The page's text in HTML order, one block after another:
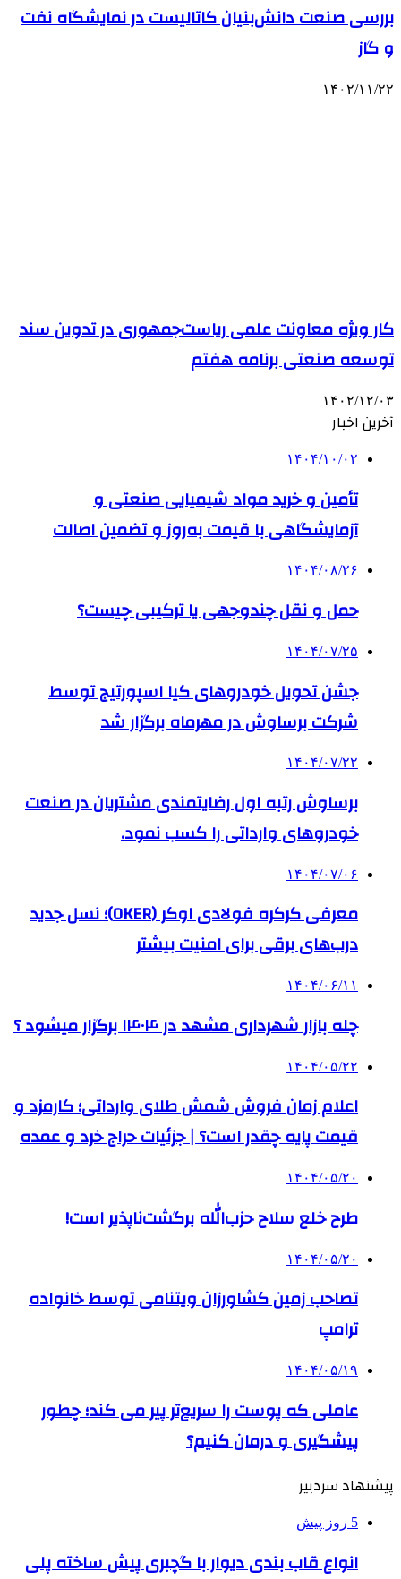
بررسی صنعت دانش‌بنیان کاتالیست در نمایشگاه نفت
و گاز
۱۴۰۲/۱۱/۲۲
تأمین و خرید مواد شیمیایی صنعتی و
آزمایشگاهی با قیمت به‌روز و تضمین اصالت
۱۴۰۴/۰۸/۲۶
جشن تحویل خودروهای کیا اسپورتیج توسط
خودروهای وارداتی را کسب نمود.
درب‌های برقی برای امنیت بیشتر
اعلام زمان فروش شمش طلای وارداتی؛ کارمزد و
تصاحب زمین کشاورزان ویتنامی توسط خانواده
پیشگیری و درمان کنیم؟
پیشنهاد سردبیر
انواع قاب بندی دیوار با گچبری پیش ساخته پلی
یورتان دکارت؛ تحولی لوکس، فوری و بدون تخریب
در دکوراسیون داخلی
۱۴۰۵/۰۴/۱۵
راهنمای جامع خرید تجهیزات اندازه گیری؛ چطور
دقیق‌ترین ابزارها را آنلاین بخریم؟